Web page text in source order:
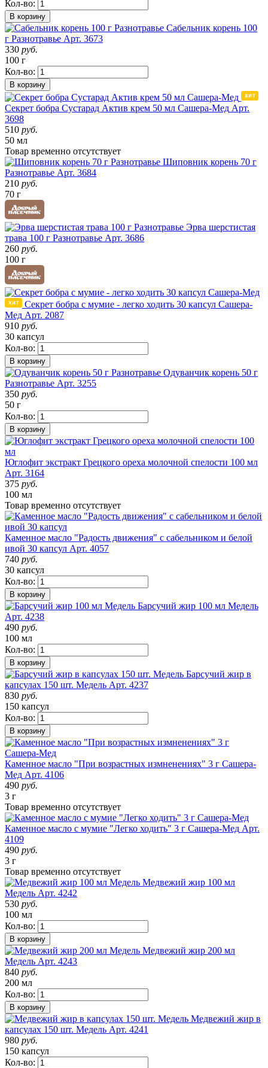
Кол-во:
В корзину
Сабельник корень 100
г Разнотравье Арт. 3673
330 руб.
100 г
Кол-во:
В корзину
Секрет бобра Сустарад Актив крем 50 мл Сашера-Мед Арт.
3698
510 руб.
50 мл
Товар временно отсутствует
Шиповник корень 70 г
Разнотравье Арт. 3684
210 руб.
70 г
Эрва шерстистая
трава 100 г Разнотравье Арт. 3686
260 руб.
100 г
Секрет бобра с мумие - легко ходить 30 капсул Сашера-
Мед Арт. 2087
910 руб.
30 капсул
Кол-во:
В корзину
Одуванчик корень 50 г
Разнотравье Арт. 3255
350 руб.
50 г
Кол-во:
В корзину
Юглофит экстракт Грецкого ореха молочной спелости 100 мл
Арт. 3164
375 руб.
100 мл
Товар временно отсутствует
Каменное масло "Радость движения" с сабельником и белой
ивой 30 капсул Арт. 4057
740 руб.
30 капсул
Кол-во:
В корзину
Барсучий жир 100 мл Медель
Арт. 4238
490 руб.
100 мл
Кол-во:
В корзину
Барсучий жир в
капсулах 150 шт. Медель Арт. 4237
830 руб.
150 капсул
Кол-во:
В корзину
Каменное масло "При возрастных измненениях" 3 г Сашера-
Мед Арт. 4106
490 руб.
3 г
Товар временно отсутствует
Каменное масло с мумие "Легко ходить" 3 г Сашера-Мед Арт.
4109
490 руб.
3 г
Товар временно отсутствует
Медвежий жир 100 мл
Медель Арт. 4242
530 руб.
100 мл
Кол-во:
В корзину
Медвежий жир 200 мл
Медель Арт. 4243
840 руб.
200 мл
Кол-во:
В корзину
Медвежий жир в
капсулах 150 шт. Медель Арт. 4241
980 руб.
150 капсул
Кол-во: